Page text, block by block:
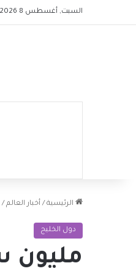
السبت, أغسطس 8 2026
الرئيسية / أخبار العالم /
دول الخليج